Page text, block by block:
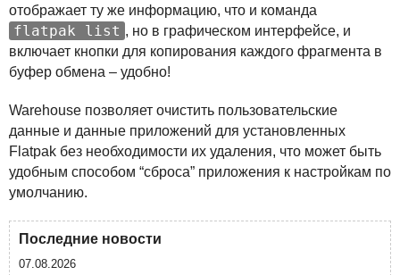
отображает ту же информацию, что и команда
flatpak list , но в графическом интерфейсе, и
включает кнопки для копирования каждого фрагмента в
буфер обмена – удобно!
Warehouse позволяет очистить пользовательские
данные и данные приложений для установленных
Flatpak без необходимости их удаления, что может быть
удобным способом “сброса” приложения к настройкам по
умолчанию.
Последние новости
07.08.2026